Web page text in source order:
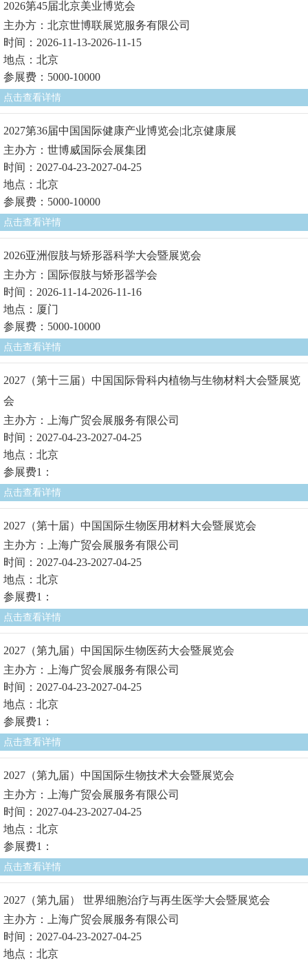
2026第45届北京美业博览会
主办方：北京世博联展览服务有限公司
时间：2026-11-13-2026-11-15
地点：北京
参展费：5000-10000
点击查看详情
2027第36届中国国际健康产业博览会|北京健康展
主办方：世博威国际会展集团
时间：2027-04-23-2027-04-25
地点：北京
参展费：5000-10000
点击查看详情
2026亚洲假肢与矫形器科学大会暨展览会
主办方：国际假肢与矫形器学会
时间：2026-11-14-2026-11-16
地点：厦门
参展费：5000-10000
点击查看详情
2027（第十三届）中国国际骨科内植物与生物材料大会暨展览
会
主办方：上海广贸会展服务有限公司
时间：2027-04-23-2027-04-25
地点：北京
参展费1：
点击查看详情
2027（第十届）中国国际生物医用材料大会暨展览会
主办方：上海广贸会展服务有限公司
时间：2027-04-23-2027-04-25
地点：北京
参展费1：
点击查看详情
2027（第九届）中国国际生物医药大会暨展览会
主办方：上海广贸会展服务有限公司
时间：2027-04-23-2027-04-25
地点：北京
参展费1：
点击查看详情
2027（第九届）中国国际生物技术大会暨展览会
主办方：上海广贸会展服务有限公司
时间：2027-04-23-2027-04-25
地点：北京
参展费1：
点击查看详情
2027（第九届） 世界细胞治疗与再生医学大会暨展览会
主办方：上海广贸会展服务有限公司
时间：2027-04-23-2027-04-25
地点：北京